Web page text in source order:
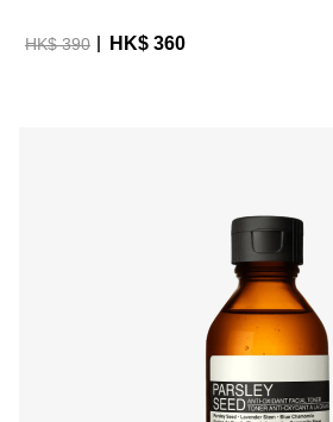
HK$ 390 HK$ 360